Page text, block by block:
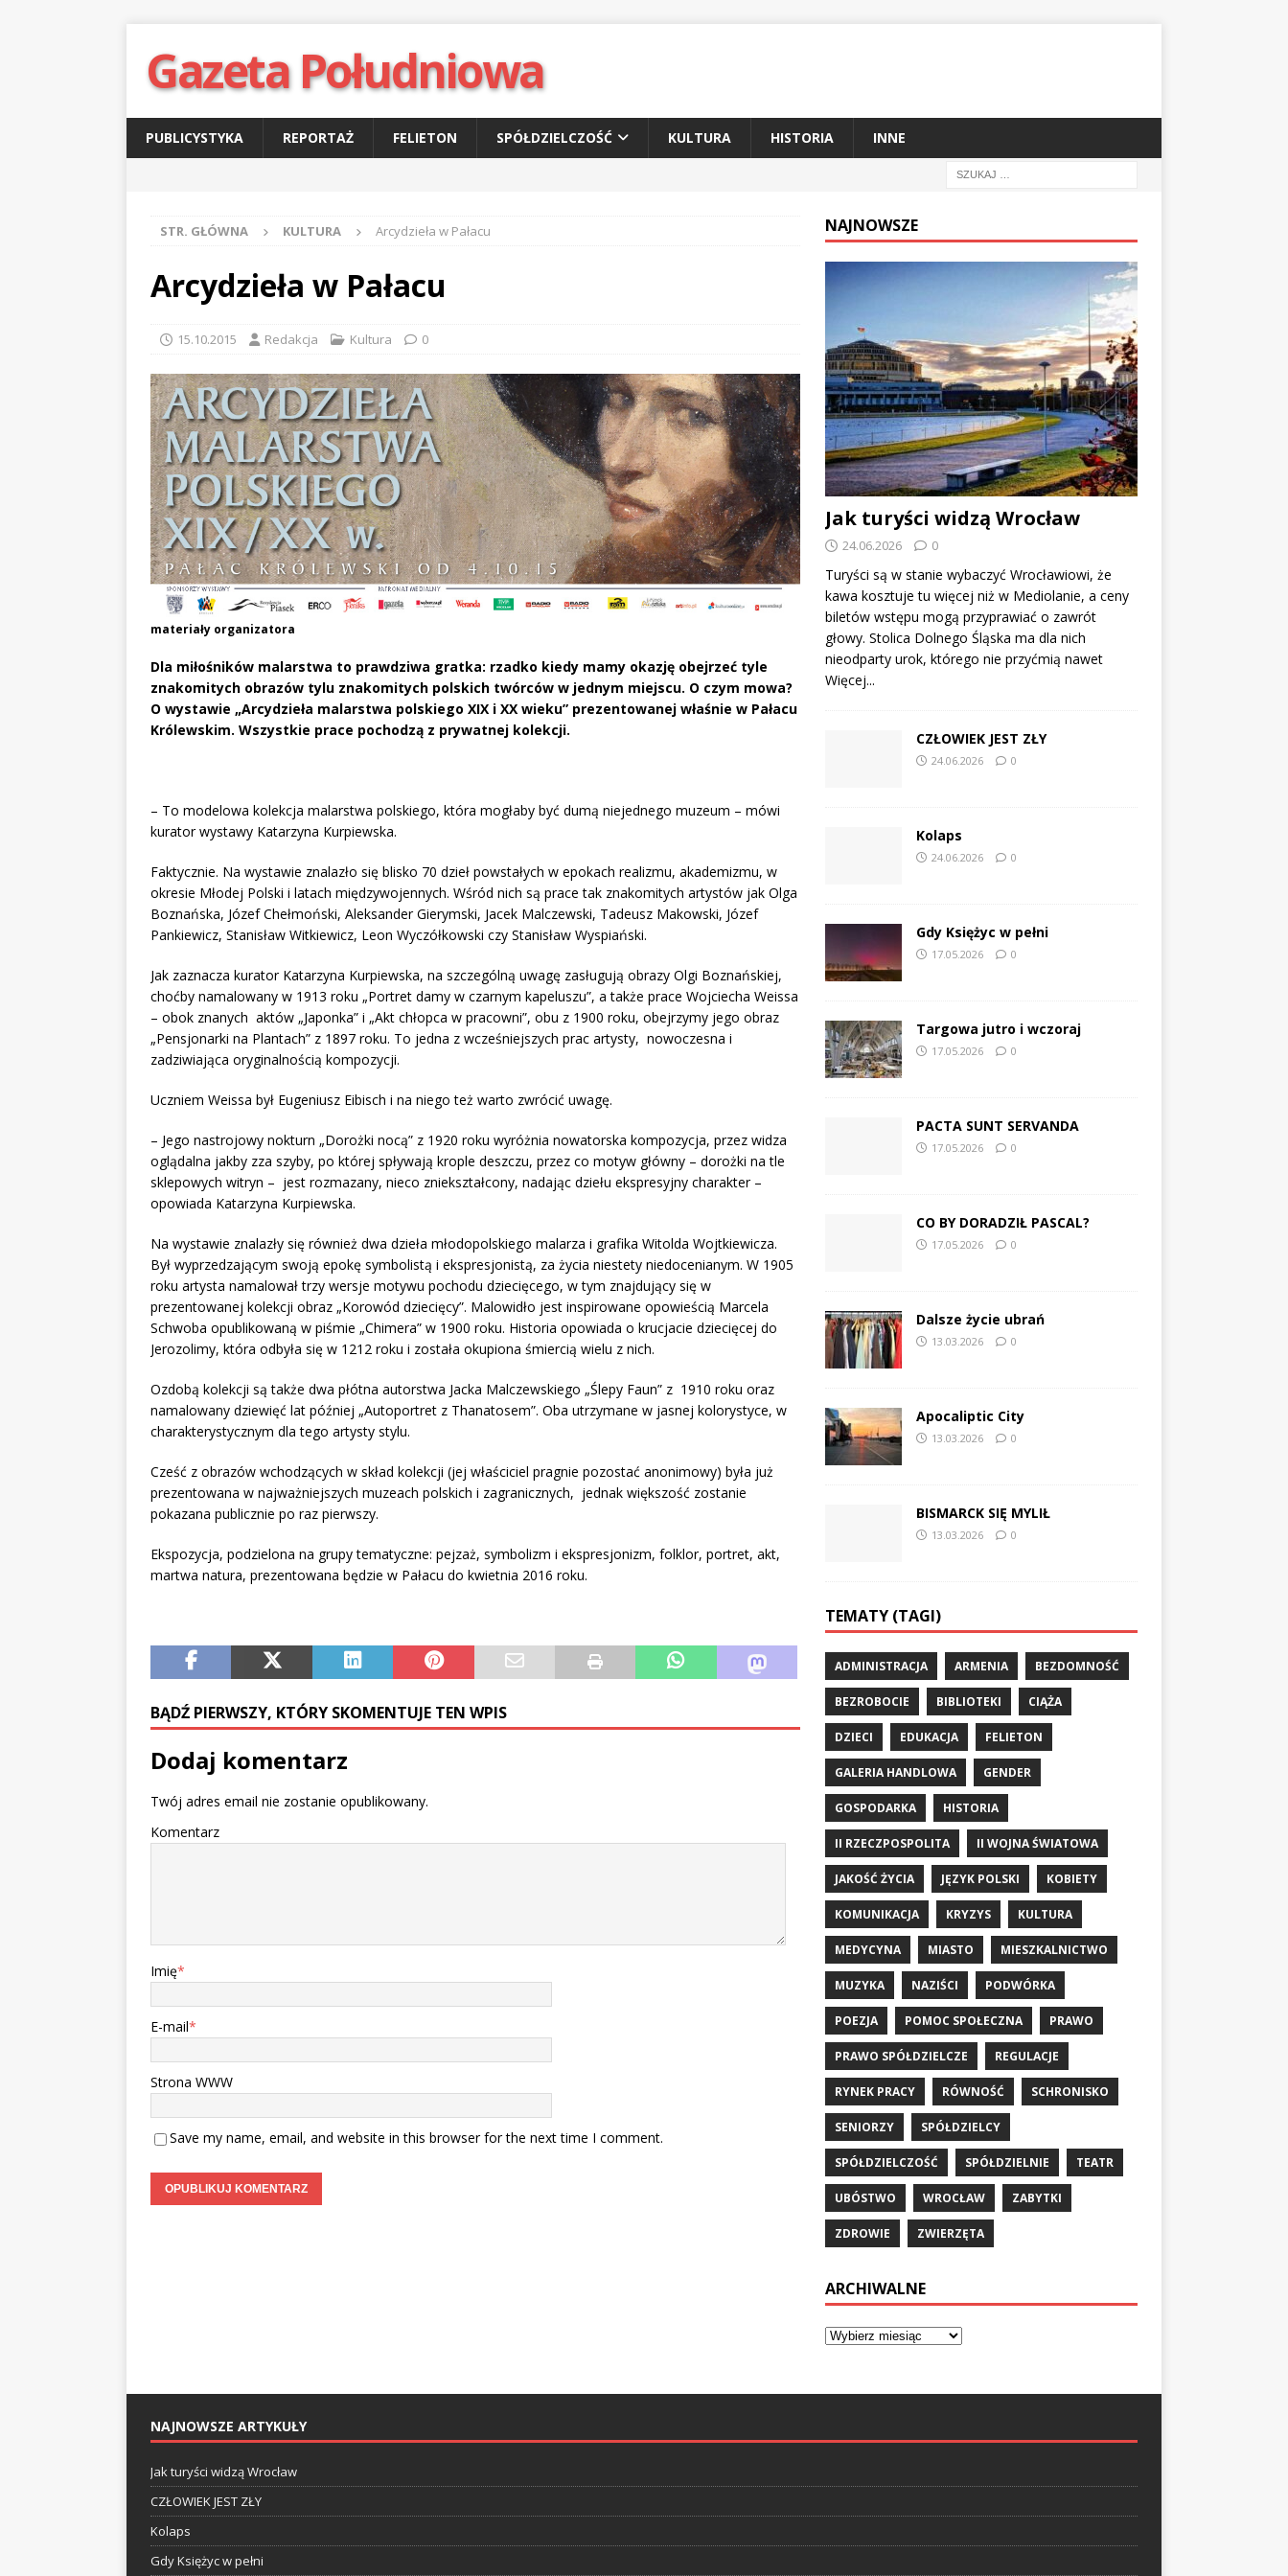
Gazeta Południowa
PUBLICYSTYKA REPORTAŻ FELIETON SPÓŁDZIELCZOŚĆ KULTURA HISTORIA INNE
STR. GŁÓWNA KULTURA Arcydzieła w Pałacu
Arcydzieła w Pałacu
15.10.2015 Redakcja Kultura 0
materiały organizatora
Dla miłośników malarstwa to prawdziwa gratka: rzadko kiedy mamy okazję obejrzeć tyle
znakomitych obrazów tylu znakomitych polskich twórców w jednym miejscu. O czym mowa?
O wystawie „Arcydzieła malarstwa polskiego XIX i XX wieku” prezentowanej właśnie w Pałacu
Królewskim. Wszystkie prace pochodzą z prywatnej kolekcji.
– To modelowa kolekcja malarstwa polskiego, która mogłaby być dumą niejednego muzeum – mówi
kurator wystawy Katarzyna Kurpiewska.
Faktycznie. Na wystawie znalazło się blisko 70 dzieł powstałych w epokach realizmu, akademizmu, w
okresie Młodej Polski i latach międzywojennych. Wśród nich są prace tak znakomitych artystów jak Olga
Boznańska, Józef Chełmoński, Aleksander Gierymski, Jacek Malczewski, Tadeusz Makowski, Józef
Pankiewicz, Stanisław Witkiewicz, Leon Wyczółkowski czy Stanisław Wyspiański.
Jak zaznacza kurator Katarzyna Kurpiewska, na szczególną uwagę zasługują obrazy Olgi Boznańskiej,
choćby namalowany w 1913 roku „Portret damy w czarnym kapeluszu”, a także prace Wojciecha Weissa
– obok znanych aktów „Japonka” i „Akt chłopca w pracowni”, obu z 1900 roku, obejrzymy jego obraz
„Pensjonarki na Plantach” z 1897 roku. To jedna z wcześniejszych prac artysty, nowoczesna i
zadziwiająca oryginalnością kompozycji.
Uczniem Weissa był Eugeniusz Eibisch i na niego też warto zwrócić uwagę.
– Jego nastrojowy nokturn „Dorożki nocą” z 1920 roku wyróżnia nowatorska kompozycja, przez widza
oglądalna jakby zza szyby, po której spływają krople deszczu, przez co motyw główny – dorożki na tle
sklepowych witryn – jest rozmazany, nieco zniekształcony, nadając dziełu ekspresyjny charakter –
opowiada Katarzyna Kurpiewska.
Na wystawie znalazły się również dwa dzieła młodopolskiego malarza i grafika Witolda Wojtkiewicza.
Był wyprzedzającym swoją epokę symbolistą i ekspresjonistą, za życia niestety niedocenianym. W 1905
roku artysta namalował trzy wersje motywu pochodu dziecięcego, w tym znajdujący się w
prezentowanej kolekcji obraz „Korowód dziecięcy”. Malowidło jest inspirowane opowieścią Marcela
Schwoba opublikowaną w piśmie „Chimera” w 1900 roku. Historia opowiada o krucjacie dziecięcej do
Jerozolimy, która odbyła się w 1212 roku i została okupiona śmiercią wielu z nich.
Ozdobą kolekcji są także dwa płótna autorstwa Jacka Malczewskiego „Ślepy Faun” z 1910 roku oraz
namalowany dziewięć lat później „Autoportret z Thanatosem”. Oba utrzymane w jasnej kolorystyce, w
charakterystycznym dla tego artysty stylu.
Cześć z obrazów wchodzących w skład kolekcji (jej właściciel pragnie pozostać anonimowy) była już
prezentowana w najważniejszych muzeach polskich i zagranicznych, jednak większość zostanie
pokazana publicznie po raz pierwszy.
Ekspozycja, podzielona na grupy tematyczne: pejzaż, symbolizm i ekspresjonizm, folklor, portret, akt,
martwa natura, prezentowana będzie w Pałacu do kwietnia 2016 roku.
BĄDŹ PIERWSZY, KTÓRY SKOMENTUJE TEN WPIS
Dodaj komentarz
Twój adres email nie zostanie opublikowany.
Komentarz
Imię*
E-mail*
Strona WWW
Save my name, email, and website in this browser for the next time I comment.
NAJNOWSZE
Jak turyści widzą Wrocław
24.06.2026 0
Turyści są w stanie wybaczyć Wrocławiowi, że
kawa kosztuje tu więcej niż w Mediolanie, a ceny
biletów wstępu mogą przyprawiać o zawrót
głowy. Stolica Dolnego Śląska ma dla nich
nieodparty urok, którego nie przyćmią nawet
Więcej...
CZŁOWIEK JEST ZŁY
24.06.2026 0
Kolaps
24.06.2026 0
Gdy Księżyc w pełni
17.05.2026 0
Targowa jutro i wczoraj
17.05.2026 0
PACTA SUNT SERVANDA
17.05.2026 0
CO BY DORADZIŁ PASCAL?
17.05.2026 0
Dalsze życie ubrań
13.03.2026 0
Apocaliptic City
13.03.2026 0
BISMARCK SIĘ MYLIŁ
13.03.2026 0
TEMATY (TAGI)
ADMINISTRACJA ARMENIA BEZDOMNOŚĆ
BEZROBOCIE BIBLIOTEKI CIĄŻA
DZIECI EDUKACJA FELIETON
GALERIA HANDLOWA GENDER
GOSPODARKA HISTORIA
II RZECZPOSPOLITA II WOJNA ŚWIATOWA
JAKOŚĆ ŻYCIA JĘZYK POLSKI KOBIETY
KOMUNIKACJA KRYZYS KULTURA
MEDYCYNA MIASTO MIESZKALNICTWO
MUZYKA NAZIŚCI PODWÓRKA
POEZJA POMOC SPOŁECZNA PRAWO
PRAWO SPÓŁDZIELCZE REGULACJE
RYNEK PRACY RÓWNOŚĆ SCHRONISKO
SENIORZY SPÓŁDZIELCY
SPÓŁDZIELCZOŚĆ SPÓŁDZIELNIE TEATR
UBÓSTWO WROCŁAW ZABYTKI
ZDROWIE ZWIERZĘTA
ARCHIWALNE
NAJNOWSZE ARTYKUŁY
Jak turyści widzą Wrocław
CZŁOWIEK JEST ZŁY
Kolaps
Gdy Księżyc w pełni